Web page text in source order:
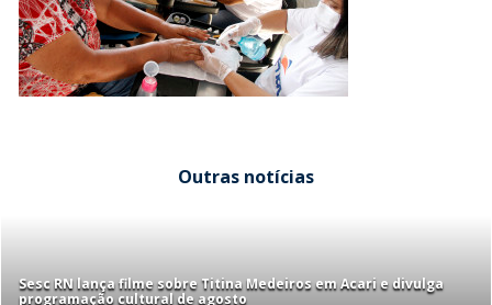
Outras notícias
Sesc RN lança filme sobre Titina Medeiros em Acari e divulga
programação cultural de agosto